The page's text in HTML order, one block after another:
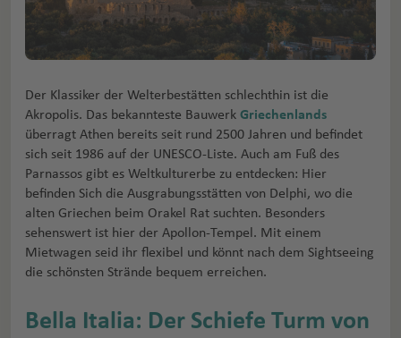
Der Klassiker der Welterbestätten schlechthin ist die
Akropolis. Das bekannteste Bauwerk Griechenlands
überragt Athen bereits seit rund 2500 Jahren und befindet
sich seit 1986 auf der UNESCO-Liste. Auch am Fuß des
Parnassos gibt es Weltkulturerbe zu entdecken: Hier
befinden Sich die Ausgrabungsstätten von Delphi, wo die
alten Griechen beim Orakel Rat suchten. Besonders
sehenswert ist hier der Apollon-Tempel. Mit einem
Mietwagen seid ihr flexibel und könnt nach dem Sightseeing
die schönsten Strände bequem erreichen.
Bella Italia: Der Schiefe Turm von